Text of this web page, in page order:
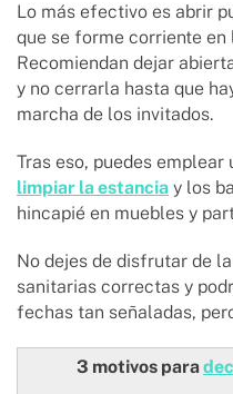
Lo más efectivo es abrir
que se forme corriente
Recomiendan dejar
y no cerrarla hasta que
marcha de los invitados.
Tras eso, puedes emplear
limpiar la estancia y los
hincapié en muebles y
No dejes de disfrutar de la
sanitarias correctas y
fechas tan señaladas,
3 motivos para